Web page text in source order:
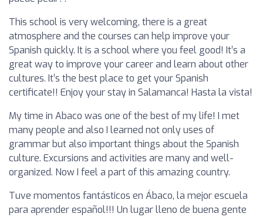
This school is very welcoming, there is a great
atmosphere and the courses can help improve your
Spanish quickly. It is a school where you feel good! It’s a
great way to improve your career and learn about other
cultures. It’s the best place to get your Spanish
certificate!! Enjoy your stay in Salamanca! Hasta la vista!
My time in Abaco was one of the best of my life! I met
many people and also I learned not only uses of
grammar but also important things about the Spanish
culture. Excursions and activities are many and well-
organized. Now I feel a part of this amazing country.
Tuve momentos fantásticos en Ábaco, la mejor escuela
para aprender español!!! Un lugar lleno de buena gente